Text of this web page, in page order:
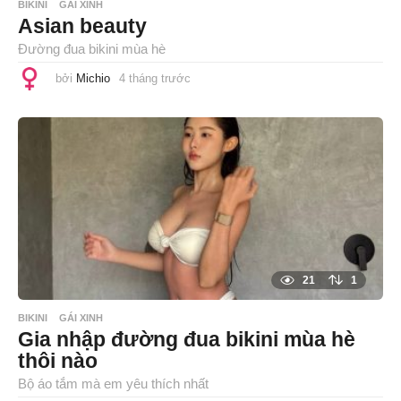
BIKINI GÁI XINH
Asian beauty
Đường đua bikini mùa hè
bởi Michio 4 tháng trước
á
n
g
t
r
ư
ớ
21 1
BIKINI GÁI XINH
Gia nhập đường đua bikini mùa hè
thôi nào
Bộ áo tắm mà em yêu thích nhất